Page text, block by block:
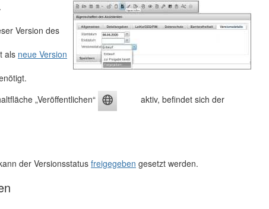
Version des
als neue Version
„Veröffentlichen“
aktiv, befindet sich der
der Versionsstatus freigegeben gesetzt werden.